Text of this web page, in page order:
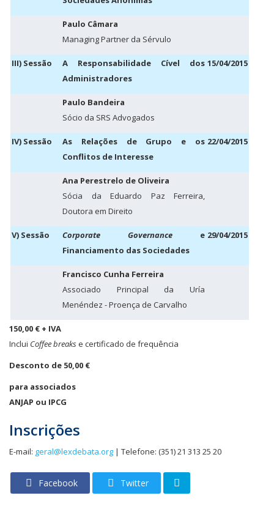
Paulo Câmara
Managing Partner da Sérvulo
III) Sessão
A Responsabilidade Cível dos
Administradores
15/04/2015
Paulo Bandeira
Sócio da SRS Advogados
IV) Sessão
As Relações de Grupo e os
Conflitos de Interesse
22/04/2015
Ana Perestrelo de Oliveira
Sócia da Eduardo Paz Ferreira,
Doutora em Direito
V) Sessão Corporate Governance e
Financiamento das Sociedades
29/04/2015
Francisco Cunha Ferreira
Associado Principal da Uría
Menéndez - Proença de Carvalho
150,00 € + IVA
Inclui Coffee breakse certificado de frequência
Desconto de 50,00 €
para associados
ANJAP ou IPCG
Inscrições
E-mail: geral@lexdebata.org | Telefone: (351) 21 313 25 20
Facebook Twitter